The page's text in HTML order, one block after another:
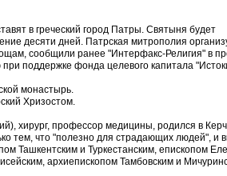
в греческий город Патры. Святыня будет
десяти дней. Патрская митрополия
сообщили ранее "Интерфакс-Религия" в
поддержке фонда целевого капитала
монастырь.
Хризостом.
хирург, профессор медицины, родился в
тем, что "полезно для страдающих людей", и
Ташкентским и Туркестанским, епископом
архиепископом Тамбовским и